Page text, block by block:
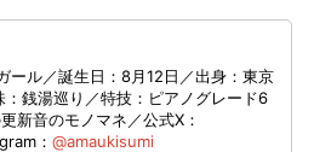
ール／誕生日：8月12日／出身：東京
銭湯巡り／特技：ピアノグレード6
新音のモノマネ／公式X：
： @amaukisumi